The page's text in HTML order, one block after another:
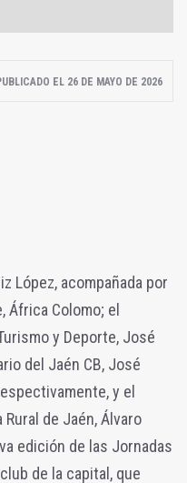
EL 26 DE MAYO DE 2026
López, acompañada por
África Colomo; el
y Deporte, José
del Jaén CB, José
y el
de Jaén, Álvaro
edición de las Jornadas
de la capital, que